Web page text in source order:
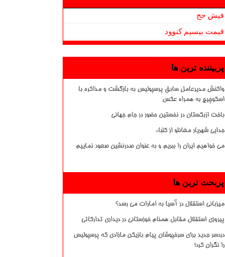
فیش حج
قیمت بیسیم کنوود
پربیننده ترین ها
واکنش مدیرعامل سابق پرسپولیس به بازگشت و مذاکره با
اسکوچیچ به همراه عکس
باخت ازبکستان در نخستین حضور در جام جهانی
جدایی شهریار مغانلو از کلباء
می خواهیم ایران را ببریم و به عنوان صدرنشین صعود نماییم
پربحث ترین ها
میزبانی استقلال در آسیا به امارات می رسد؟
پیروزی استقلال مقابل همنام خوزستانی در دیداری تدارکاتی
دردسر جدید برای سرخپوشان پیام بازیکن مازادی که پرسپولیس
را نگران کرد!